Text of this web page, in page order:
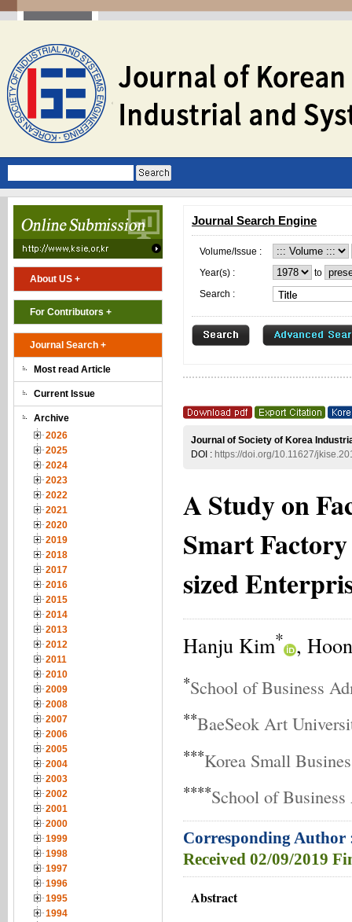
About US +
For Contributors +
Journal Search +
Most read Article
Current Issue
Archive
2026
2025
2024
2023
2022
2021
2020
2019
2018
2017
2016
2015
2014
2013
2012
2011
2010
2009
2008
2007
2006
2005
2004
2003
2002
2001
2000
1999
1998
1997
1996
1995
1994
Journal Search Engine
Volume/Issue :
Year(s) :
to
Search :
Journal of Society of Korea
DOI : https://doi.org/10.11627/
A Study on
Smart
sized
Hanju Kim* ,
*School of Business
**BaeSeok Art
***Korea Small
****School of
Corresponding
Received 02/09/2019
Abstract